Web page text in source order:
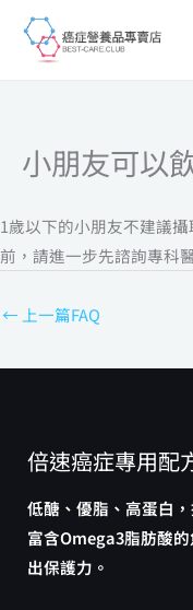
小朋友可以
1歲以下的小朋友不建議
前，請進一步先諮詢專科
← 上一篇FAQ
倍速癌症專用配
低醣、優脂、高蛋白
富含Omega3脂肪酸
出保護力。